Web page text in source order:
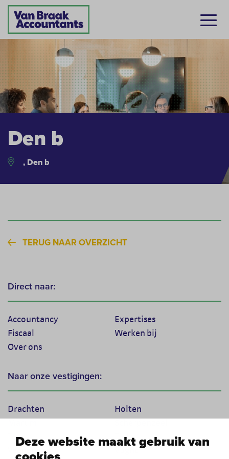
Deze website maakt gebruik van
Den b
, Den b
TERUG NAAR OVERZICHT
Direct naar:
Accountancy
Expertises
Fiscaal
Werken bij
Over ons
Naar onze vestigingen:
Drachten
Holten
Texel
Tiel
Veenendaal